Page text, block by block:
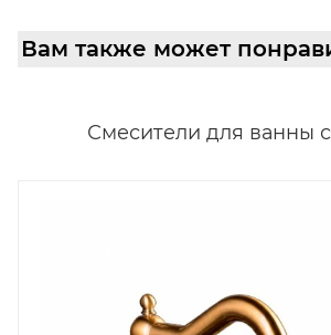
Вам также может
Смесители для ванны